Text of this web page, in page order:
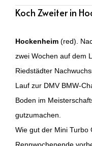
Koch Zweiter in
Hockenheim (red).
zwei Wochen auf dem
Riedstädter
Lauf zur DMV BMW-
Boden im
gutzumachen.
Wie gut der Mini Turbo
Rennwochenende